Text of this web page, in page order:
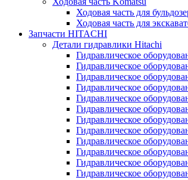
Ходовая часть для
Ходовая часть для
Запчасти HITACHI
Детали гидравлики Hitachi
Гидравлическое
Гидравлическое
Гидравлическое
Гидравлическое
Гидравлическое
Гидравлическое
Гидравлическое
Гидравлическое
Гидравлическое
Гидравлическое
Гидравлическое
Гидравлическое